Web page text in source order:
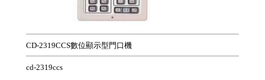
CD-2319CCS數位顯示型門口機
cd-2319ccs